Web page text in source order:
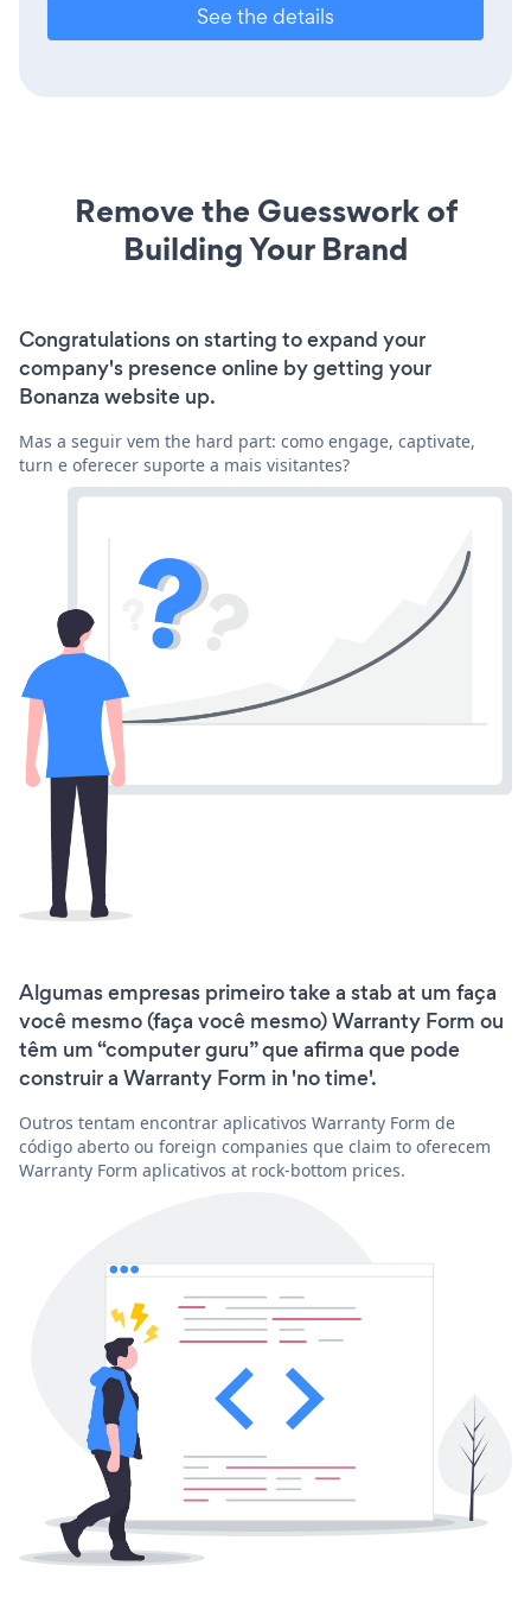
See the details
Remove the Guesswork of
Building Your Brand
Congratulations on starting to expand your
company's presence online by getting your
Bonanza website up.
Mas a seguir vem the hard part: como engage, captivate,
turn e oferecer suporte a mais visitantes?
Algumas empresas primeiro take a stab at um faça
você mesmo (faça você mesmo) Warranty Form ou
têm um “computer guru” que afirma que pode
construir a Warranty Form in 'no time'.
Outros tentam encontrar aplicativos Warranty Form de
código aberto ou foreign companies que claim to oferecem
Warranty Form aplicativos at rock-bottom prices.